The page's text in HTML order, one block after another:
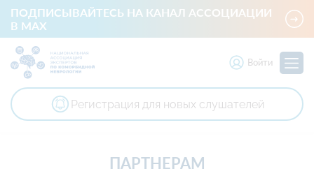
ПОДПИСЫВАЙТЕСЬ НА КАНАЛ АССОЦИАЦИИ
В MAX
Войти
Регистрация для новых слушателей
ПАРТНЕРАМ